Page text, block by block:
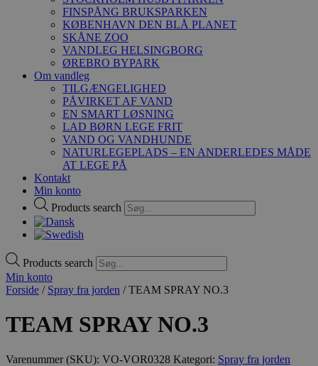
FINSPÅNG BRUKSPARKEN
KØBENHAVN DEN BLÅ PLANET
SKÅNE ZOO
VANDLEG HELSINGBORG
ØREBRO BYPARK
Om vandleg
TILGÆNGELIGHED
PÅVIRKET AF VAND
EN SMART LØSNING
LAD BØRN LEGE FRIT
VAND OG VANDHUNDE
NATURLEGEPLADS – EN ANDERLEDES MÅDE
AT LEGE PÅ
Kontakt
Min konto
Products search
Products search
Min konto
Forside / Spray fra jorden / TEAM SPRAY NO.3
TEAM SPRAY NO.3
Varenummer (SKU): VO-VOR0328 Kategori: Spray fra jorden